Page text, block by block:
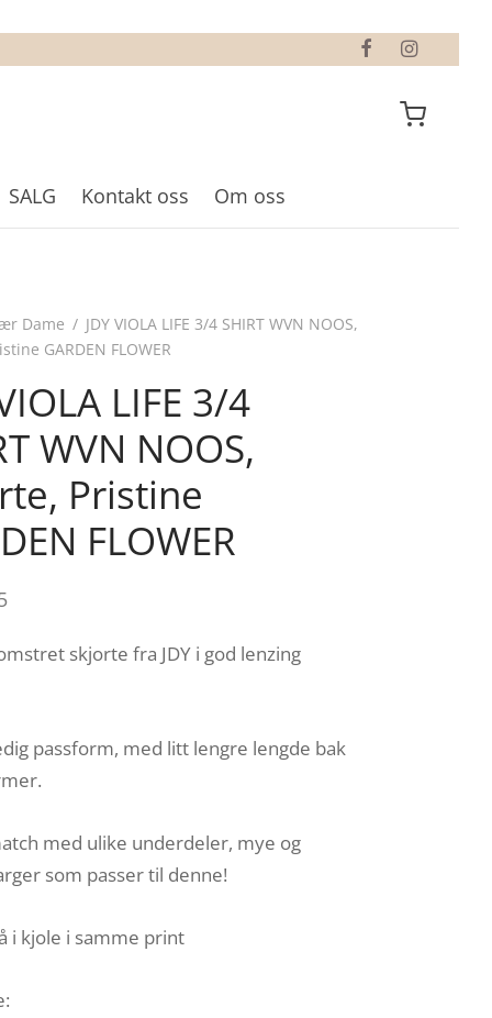
SALG Kontakt oss Om oss
Dame / JDY VIOLA LIFE 3/4 SHIRT WVN NOOS,
GARDEN FLOWER
LIFE 3/4
WVN NOOS,
Pristine
FLOWER
skjorte fra JDY i god lenzing
passform, med litt lengre lengde bak
med ulike underdeler, mye og
som passer til denne!
i kjole i samme print